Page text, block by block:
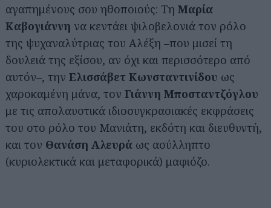
αγαπημένους σου ηθοποιούς: Τη Μαρία
Καβογιάννη να κεντάει ψιλοβελονιά τον ρόλο
της ψυχαναλύτριας του Αλέξη –που μισεί τη
δουλειά της εξίσου, αν όχι και περισσότερο από
αυτόν–, την Ελισσάβετ Κωνσταντινίδου ως
χαροκαμένη μάνα, τον Γιάννη Μποσταντζόγλου
με τις απολαυστικά ιδιοσυγκρασιακές εκφράσεις
του στο ρόλο του Μανιάτη, εκδότη και διευθυντή,
και τον Θανάση Αλευρά ως ασύλληπτο
(κυριολεκτικά και μεταφορικά) μαφιόζο.